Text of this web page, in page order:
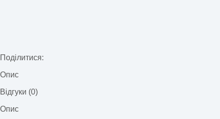
Поділитися:
Опис
Відгуки (0)
Опис